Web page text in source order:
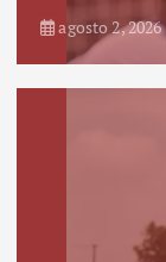
agosto 2, 2026